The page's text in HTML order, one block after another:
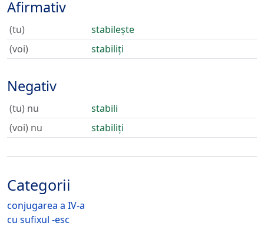
Afirmativ
(tu)
stabilește
(voi)
stabiliți
Negativ
(tu) nu
stabili
(voi) nu
stabiliți
Categorii
conjugarea a IV-a
cu sufixul -esc